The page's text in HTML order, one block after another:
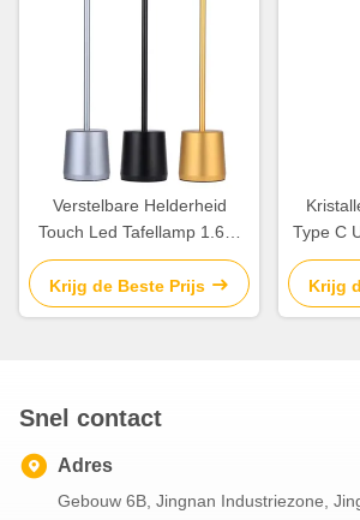
Verstelbare Helderheid
Touch Led Tafellamp 1.6W
5V Voor Thuis / Kantoor
Krijg de Beste Prijs
Type C
Krijg
Snel contact
Adres
Gebouw 6B, Jingnan Industriezone,